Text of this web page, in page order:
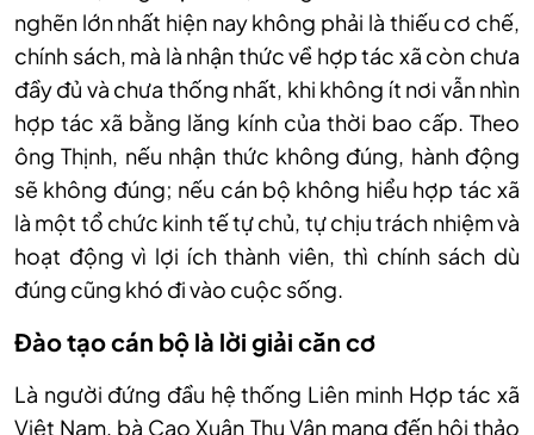
nghẽn lớn nhất hiện nay không phải là thiếu cơ chế,
chính sách, mà là nhận thức về hợp tác xã còn chưa
đầy đủ và chưa thống nhất, khi không ít nơi vẫn nhìn
hợp tác xã bằng lăng kính của thời bao cấp. Theo
ông Thịnh, nếu nhận thức không đúng, hành động
sẽ không đúng; nếu cán bộ không hiểu hợp tác xã
là một tổ chức kinh tế tự chủ, tự chịu trách nhiệm và
hoạt động vì lợi ích thành viên, thì chính sách dù
đúng cũng khó đi vào cuộc sống.
Đào tạo cán bộ là lời giải căn cơ
Là người đứng đầu hệ thống Liên minh Hợp tác xã
Việt Nam, bà Cao Xuân Thu Vân mang đến hội thảo